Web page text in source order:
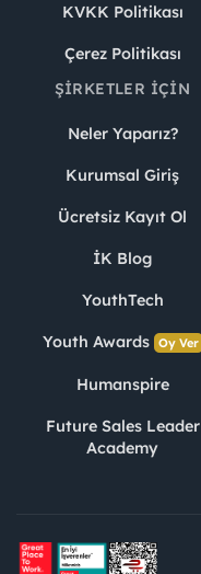
KVKK Politikası
Çerez Politikası
ŞIRKETLER İÇIN
Neler Yaparız?
Kurumsal Giriş
Ücretsiz Kayıt Ol
İK Blog
YouthTech
Youth Awards Oy Ver
Humanspire
Future Sales Leader
Academy